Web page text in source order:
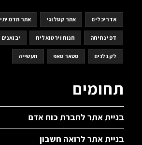
אדריכלים אתר קטלוגי אתר תדמיתי
דפי נחיתה חנות וירטואלית יבואנים
לקבלנים סטאר טאפ תעשייה
תחומים
בניית אתר לחברת כוח אדם
בניית אתר לרואה חשבון